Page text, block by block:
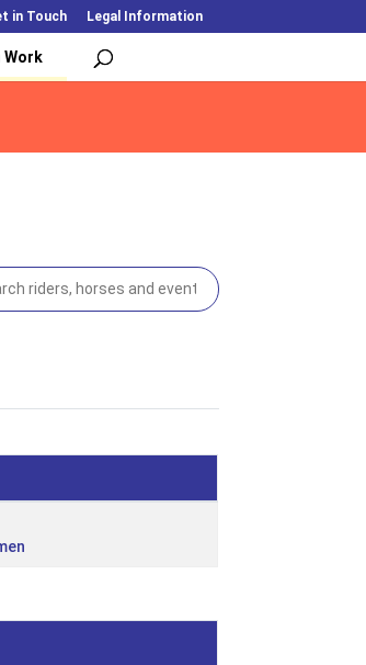
in Touch Legal Information
Work